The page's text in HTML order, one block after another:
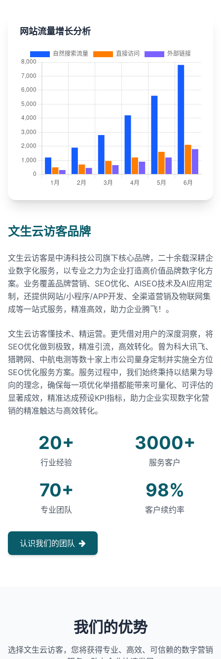
文生云访客品牌
文生云访客是中涛科技公司旗下核心品牌，二十余载深耕企
业数字化服务，以专业之力为企业打造高价值品牌数字化方
案。业务覆盖品牌营销、SEO优化、AISEO技术及AI应用定
制，还提供网站/小程序/APP开发、全渠道营销及物联网集
成等一站式服务，精准高效，助力企业腾飞！。
文生云访客懂技术、精运营。更凭借对用户的深度洞察，将
SEO优化做到极致，精准引流，高效转化。曾为科大讯飞、
猎聘网、中航电测等数十家上市公司量身定制并实施全方位
SEO优化服务方案。服务过程中，我们始终秉持以结果为导
向的理念，确保每一项优化举措都能带来可量化、可评估的
显著成效，精准达成预设KPI指标，助力企业实现数字化营
销的精准触达与高效转化。
20+
行业经验
3000+
服务客户
70+
专业团队
98%
客户续约率
认识我们的团队
网站流量增长分析
我们的优势
选择文生云访客，您将获得专业、高效、可信赖的数字营销